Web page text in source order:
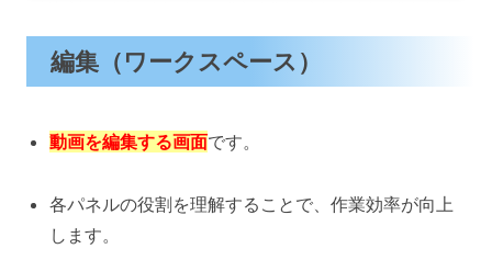
編集（ワークスペース）
動画を編集する画面です。
各パネルの役割を理解することで、作業効率が向上
します。